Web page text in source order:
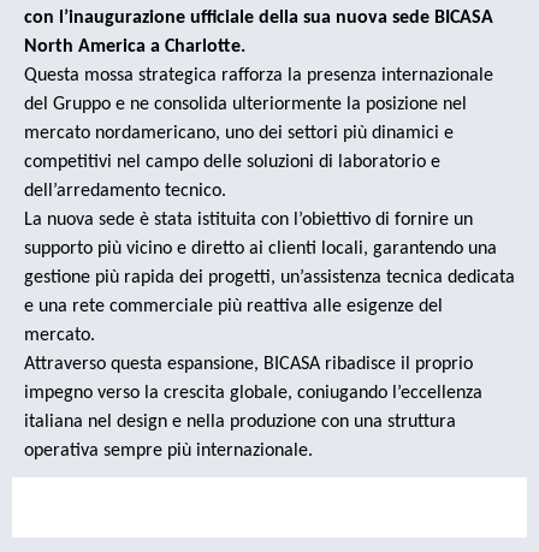
con l’inaugurazione ufficiale della sua nuova sede BICASA
North America a Charlotte.
Questa mossa strategica rafforza la presenza internazionale
del Gruppo e ne consolida ulteriormente la posizione nel
mercato nordamericano, uno dei settori più dinamici e
competitivi nel campo delle soluzioni di laboratorio e
dell’arredamento tecnico.
La nuova sede è stata istituita con l’obiettivo di fornire un
supporto più vicino e diretto ai clienti locali, garantendo una
gestione più rapida dei progetti, un’assistenza tecnica dedicata
e una rete commerciale più reattiva alle esigenze del
mercato.
Attraverso questa espansione, BICASA ribadisce il proprio
impegno verso la crescita globale, coniugando l’eccellenza
italiana nel design e nella produzione con una struttura
operativa sempre più internazionale.